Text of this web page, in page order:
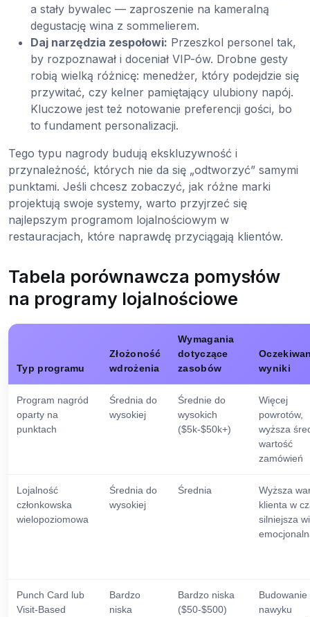
a stały bywalec — zaproszenie na kameralną
degustację wina z sommelierem.
Daj narzędzia zespołowi: Przeszkol personel tak,
by rozpoznawał i doceniał VIP-ów. Drobne gesty
robią wielką różnicę: menedżer, który podejdzie się
przywitać, czy kelner pamiętający ulubiony napój.
Kluczowe jest też notowanie preferencji gości, bo
to fundament personalizacji.
Tego typu nagrody budują ekskluzywność i
przynależność, których nie da się „odtworzyć” samymi
punktami. Jeśli chcesz zobaczyć, jak różne marki
projektują swoje systemy, warto przyjrzeć się
najlepszym programom lojalnościowym w
restauracjach, które naprawdę przyciągają klientów.
Tabela porównawcza pomysłów
na programy lojalnościowe
Typ programu
Złożoność
wdrożenia
Wymagania
dotyczące
zasobów
wyniki
Program nagród
oparty na
punktach
Średnia do
wysokiej
Średnie do
wysokich
($5k-$50k+)
Więcej
powrotów,
wyższa
wartość
zamówień
Lojalność
członkowska
wielopoziomowa
Średnia do
wysokiej
Średnia
Wyższa
klienta w
silniejsza
Punch Card lub
Visit-Based
Bardzo
niska
Bardzo niska
($50-$500)
Budowanie
nawyku